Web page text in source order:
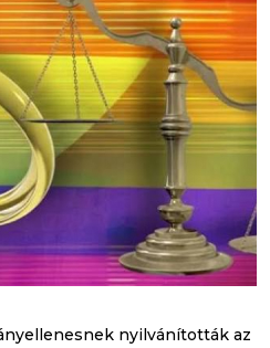
nyilvánították az